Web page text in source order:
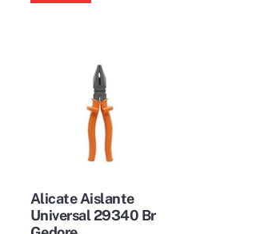
Alicate Aislante
Universal 29340 Br